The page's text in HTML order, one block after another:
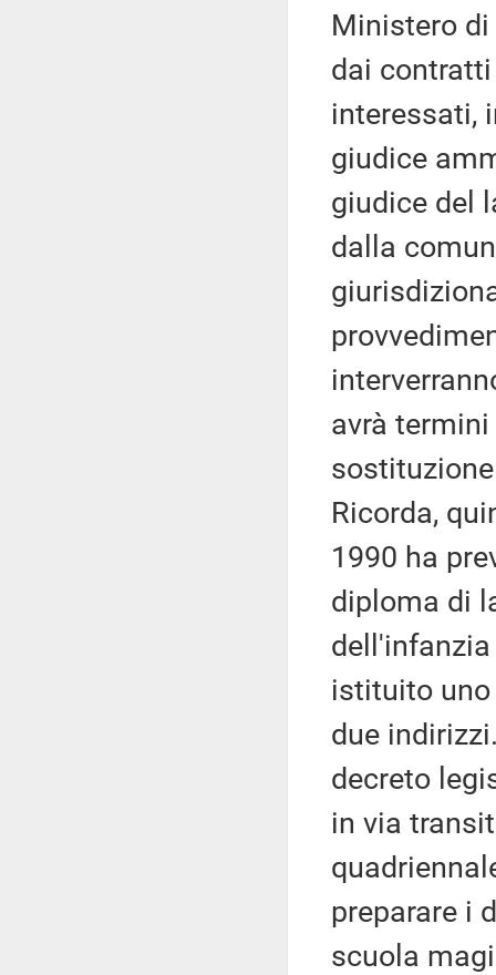
Ministero
dai
interessati,
giudice
giudice del
dalla
avrà
Ricorda,
1990 ha
diploma di
istituito
due
decreto
in via
preparare i
scuola